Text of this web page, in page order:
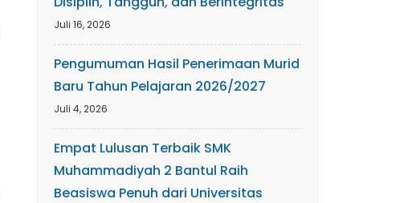
Juli 16, 2026
Pengumuman Hasil Penerimaan Murid
Baru Tahun Pelajaran 2026/2027
Juli 4, 2026
Empat Lulusan Terbaik SMK
Muhammadiyah 2 Bantul Raih
Beasiswa Penuh dari Universitas